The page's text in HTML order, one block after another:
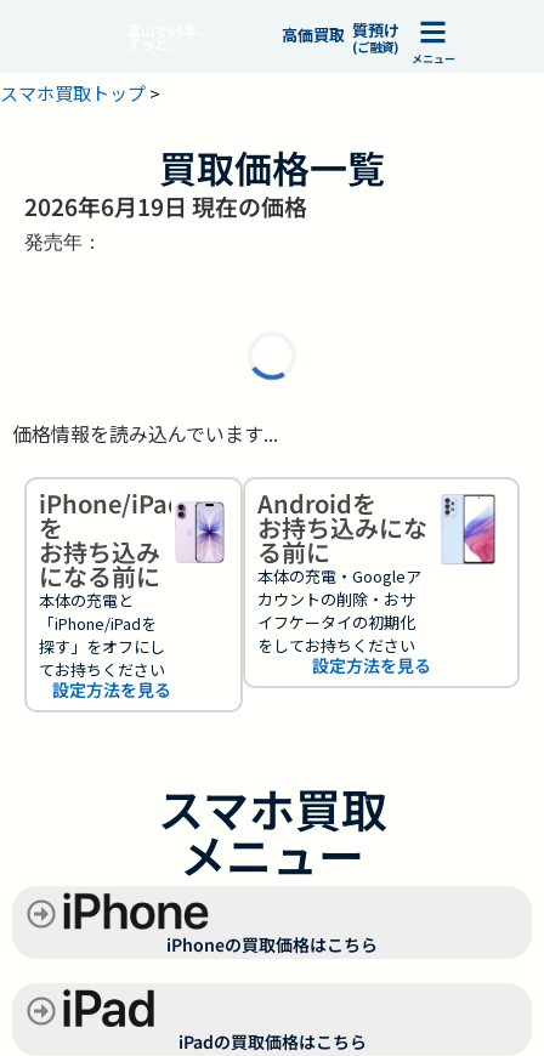
高価買取 質預け
(ご融資)
メニュー
スマホ買取トップ>
買取価格一覧
2026年6月19日 現在の価格
発売年：
価格情報を読み込んでいます...
iPhone/iPad
を
お持ち込み
になる前に
本体の充電と
「iPhone/iPadを
探す」をオフにし
てお持ちください
設定方法を見る
Androidを
お持ち込みにな
る前に
本体の充電・Googleア
カウントの削除・おサ
イフケータイの初期化
をしてお持ちください
設定方法を見る
スマホ買取
メニュー
iPhoneの買取価格はこちら
iPadの買取価格はこちら